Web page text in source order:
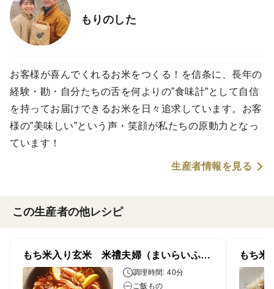
もりのした
お客様が喜んでくれるお米をつくる！を信条に、長年の
経験・勘・自分たちの舌を何よりの”食味計”として自信
を持ってお届けできるお米を日々追求しています。お客
様の”美味しい”という声・笑顔が私たちの原動力となっ
ています！
生産者情報を見る
この生産者の他レシピ
もち米入り玄米 米禮夫婦（まいらいふ） パエリア
調理時間: 40分
ご飯もの